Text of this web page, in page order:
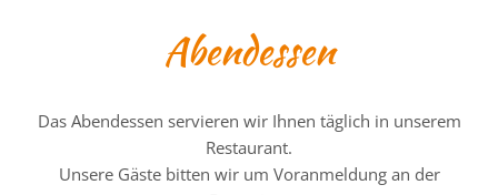
Abendessen
Das Abendessen servieren wir Ihnen täglich in unserem
Restaurant.
Unsere Gäste bitten wir um Voranmeldung an der